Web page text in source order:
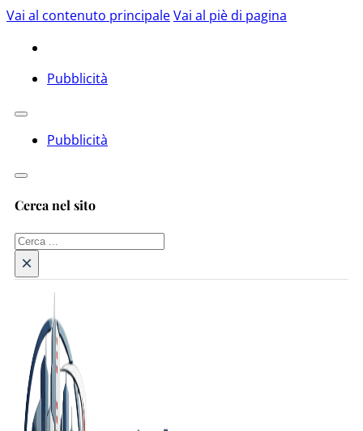
Vai al contenuto principaleVai al piè di pagina
Pubblicità
Pubblicità
Cerca nel sito
Cerca
×